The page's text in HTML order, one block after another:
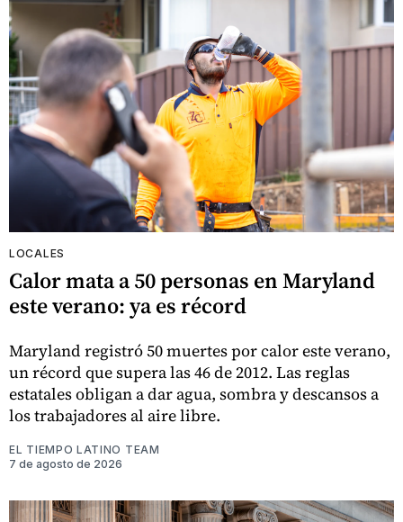
LOCALES
Calor mata a 50 personas en Maryland
este verano: ya es récord
Maryland registró 50 muertes por calor este verano,
un récord que supera las 46 de 2012. Las reglas
estatales obligan a dar agua, sombra y descansos a
los trabajadores al aire libre.
EL TIEMPO LATINO TEAM
7 de agosto de 2026